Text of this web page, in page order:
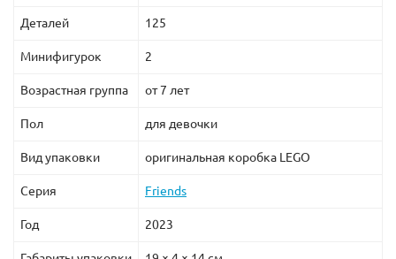
Деталей 125
Минифигурок 2
Возрастная группа от 7 лет
Пол для девочки
Вид упаковки оригинальная коробка LEGO
Серия Friends
Год 2023